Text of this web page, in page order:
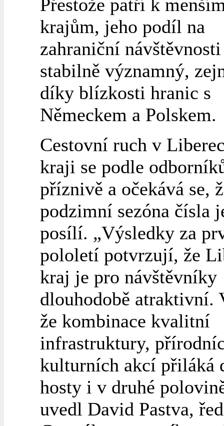
Přestože patří k
krajům, jeho podíl na
zahraniční
stabilně významný,
díky blízkosti hranic s
Německem a Polskem.
Cestovní ruch v
kraji se podle
příznivě a očekává se,
podzimní sezóna čísla
posílí. „Výsledky za
pololetí potvrzují, že
kraj je pro návštěvníky
dlouhodobě atraktivní.
že kombinace kvalitní
infrastruktury,
kulturních akcí přiláká
hosty i v druhé
uvedl David Pastva,